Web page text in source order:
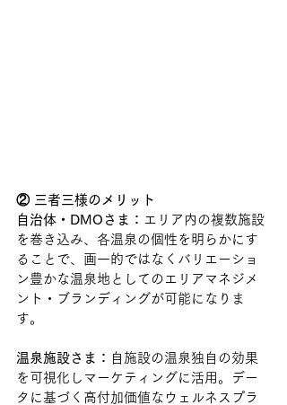
② 三者三様のメリット
自治体・DMOさま： エリア内の複数施設
を巻き込み、各温泉の個性を明らかにす
ることで、画一的ではなくバリエーショ
ン豊かな温泉地としてのエリアマネジメ
ント・ブランディングが可能になりま
す。
温泉施設さま： 自施設の温泉独自の効果
を可視化しマーケティングに活用。デー
タに基づく高付加価値なウェルネスプラ